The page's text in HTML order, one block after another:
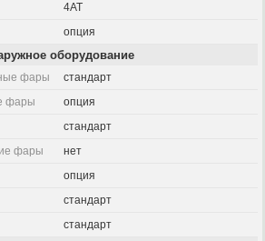
4AT
опция
оборудование
фары
стандарт
фары
опция
стандарт
фары
нет
опция
стандарт
стандарт